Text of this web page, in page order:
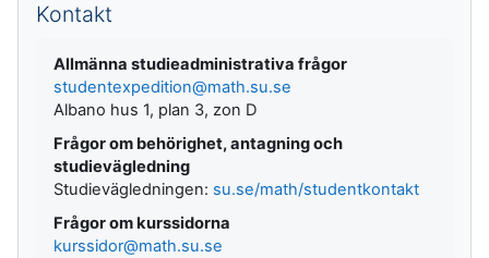
Kontakt
Allmänna studieadministrativa frågor
studentexpedition@math.su.se
Albano hus 1, plan 3, zon D
Frågor om behörighet, antagning och
studievägledning
Studievägledningen: su.se/math/studentkontakt
Frågor om kurssidorna
kurssidor@math.su.se